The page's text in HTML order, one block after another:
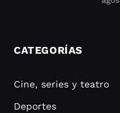
CATEGORÍAS
Cine, series y teatro
Deportes